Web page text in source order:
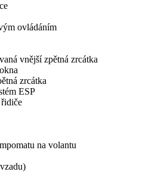
ovládáním
vnější zpětná zrcátka
zrcátka
ESP
na volantu